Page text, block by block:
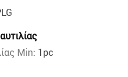
Min: 1pc